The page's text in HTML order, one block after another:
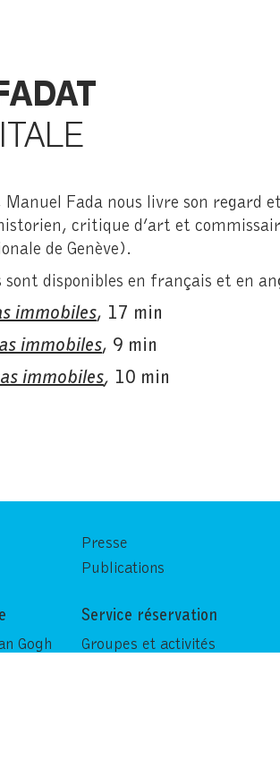
Fada nous livre son regard
critique d’art et
de Genève).
disponibles en français et en
immobiles, 17 min
immobiles, 9 min
immobiles, 10 min
Presse
Publications
Gogh
Service réservation
Groupes et activités